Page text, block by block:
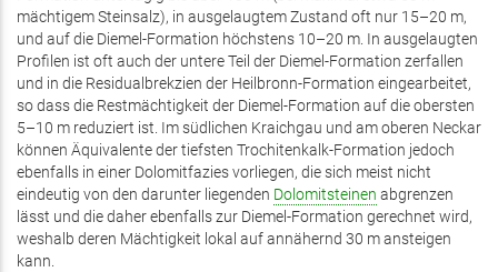
mächtigem Steinsalz), in ausgelaugtem Zustand oft nur 15–20 m,
und auf die Diemel-Formation höchstens 10–20 m. In ausgelaugten
Profilen ist oft auch der untere Teil der Diemel-Formation zerfallen
und in die Residualbrekzien der Heilbronn-Formation eingearbeitet,
so dass die Restmächtigkeit der Diemel-Formation auf die obersten
5–10 m reduziert ist. Im südlichen Kraichgau und am oberen Neckar
können Äquivalente der tiefsten Trochitenkalk-Formation jedoch
ebenfalls in einer Dolomitfazies vorliegen, die sich meist nicht
eindeutig von den darunter liegenden Dolomitsteinen abgrenzen
lässt und die daher ebenfalls zur Diemel-Formation gerechnet wird,
weshalb deren Mächtigkeit lokal auf annähernd 30 m ansteigen
kann.